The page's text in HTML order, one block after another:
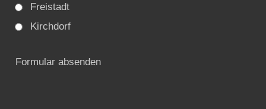
Freistadt
Kirchdorf
Formular absenden